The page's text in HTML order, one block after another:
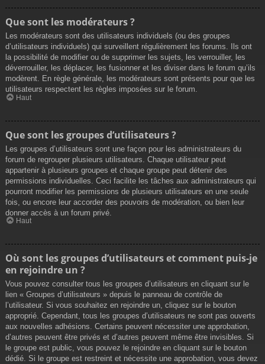
Que sont les modérateurs ?
Les modérateurs sont des utilisateurs individuels (ou des groupes
d’utilisateurs individuels) qui surveillent régulièrement les forums. Ils ont
la possibilité de modifier ou de supprimer les sujets, les verrouiller, les
déverrouiller, les déplacer, les fusionner et les diviser dans le forum qu’ils
modèrent. En règle générale, les modérateurs sont présents pour que les
utilisateurs respectent les règles imposées sur le forum.
Haut
Que sont les groupes d’utilisateurs ?
Les groupes d’utilisateurs sont une façon pour les administrateurs du
forum de regrouper plusieurs utilisateurs. Chaque utilisateur peut
appartenir à plusieurs groupes et chaque groupe peut détenir des
permissions individuelles. Ceci facilite les tâches aux administrateurs qui
pourront modifier les permissions de plusieurs utilisateurs en une seule
fois, ou encore leur accorder des pouvoirs de modération, ou bien leur
donner accès à un forum privé.
Haut
Où sont les groupes d’utilisateurs et comment puis-je
en rejoindre un ?
Vous pouvez consulter tous les groupes d’utilisateurs en cliquant sur le
lien « Groupes d’utilisateurs » depuis le panneau de contrôle de
l’utilisateur. Si vous souhaitez en rejoindre un, cliquez sur le bouton
approprié. Cependant, tous les groupes d’utilisateurs ne sont pas ouverts
aux nouvelles adhésions. Certains peuvent nécessiter une approbation,
d’autres peuvent être privés et d’autres peuvent même être invisibles. Si
le groupe est public, vous pouvez le rejoindre en cliquant sur le bouton
dédié. Si le groupe est restreint et nécessite une approbation, vous devez